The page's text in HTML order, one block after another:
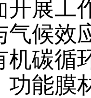
开展工
气候效
机碳循
功能膜